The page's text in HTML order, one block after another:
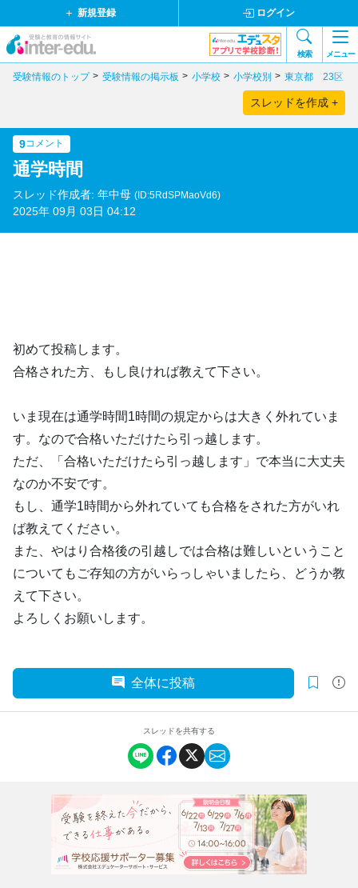
新規登録 ログイン
検索 メニュー
受験情報のトップ 受験情報の掲示板 小学校 小学校別 東京都 23区
スレッドを作成 +
9コメント
通学時間
スレッド作成者: 年中母 (ID:5RdSPMaoVd6)
2025年 09月 03日 04:12
初めて投稿します。
合格された方、もし良ければ教えて下さい。
いま現在は通学時間1時間の規定からは大きく外れていま
す。なので合格いただけたら引っ越します。
ただ、「合格いただけたら引っ越します」で本当に大丈夫
なのか不安です。
もし、通学1時間から外れていても合格をされた方がいれ
ば教えてください。
また、やはり合格後の引越しでは合格は難しいということ
についてもご存知の方がいらっしゃいましたら、どうか教
えて下さい。
よろしくお願いします。
全体に投稿
スレッドを共有する